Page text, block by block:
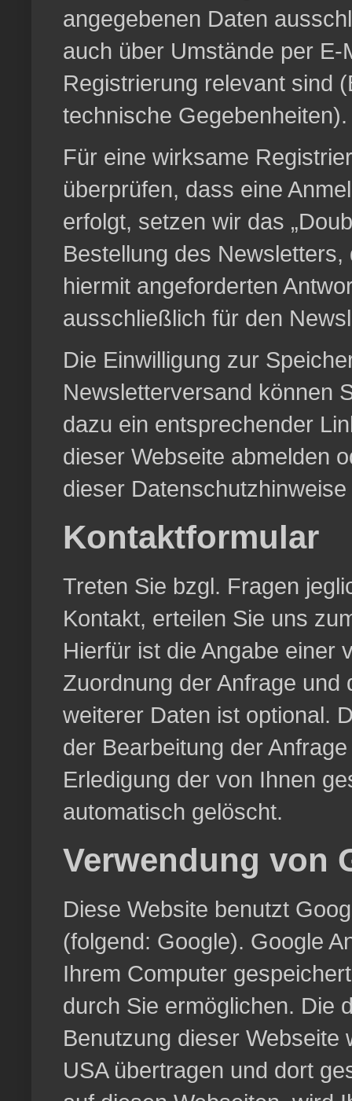
angegebenen Daten
auch über Umstände per
Registrierung relevant sind
technische Gegebenheiten).
Für eine wirksame
überprüfen, dass eine
erfolgt, setzen wir das
Bestellung des
hiermit angeforderten
ausschließlich für den
Die Einwilligung zur
Newsletterversand können
dazu ein entsprechender
dieser Webseite abmelden
dieser
Kontaktformular
Treten Sie bzgl. Fragen
Kontakt, erteilen Sie uns
Hierfür ist die Angabe einer
Zuordnung der Anfrage
weiterer Daten ist optional.
der Bearbeitung der
Erledigung der von Ihnen
automatisch gelöscht.
Verwendung von
Diese Website benutzt
(folgend: Google). Google
Ihrem Computer
durch Sie ermöglichen. Die
Benutzung dieser
USA übertragen und dort